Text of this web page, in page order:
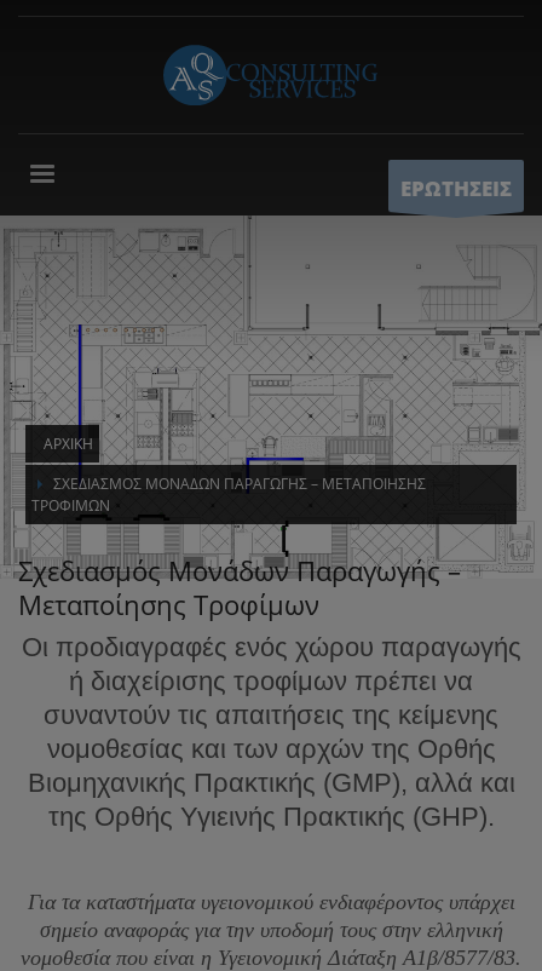
ΕΡΩΤΗΣΕΙΣ
ΑΡΧΙΚΉ
ΣΧΕΔΙΑΣΜΌΣ ΜΟΝΆΔΩΝ ΠΑΡΑΓΩΓΉΣ – ΜΕΤΑΠΟΊΗΣΗΣ
ΤΡΟΦΊΜΩΝ
Σχεδιασμός Μονάδων Παραγωγής –
Μεταποίησης Τροφίμων
Οι προδιαγραφές ενός χώρου παραγωγής
ή διαχείρισης τροφίμων πρέπει να
συναντούν τις απαιτήσεις της κείμενης
νομοθεσίας και των αρχών της Ορθής
Βιομηχανικής Πρακτικής (GMP), αλλά και
της Ορθής Υγιεινής Πρακτικής (GHP).
Για τα καταστήματα υγειονομικού ενδιαφέροντος υπάρχει
σημείο αναφοράς για την υποδομή τους στην ελληνική
νομοθεσία που είναι η Υγειονομική Διάταξη Α1β/8577/83.